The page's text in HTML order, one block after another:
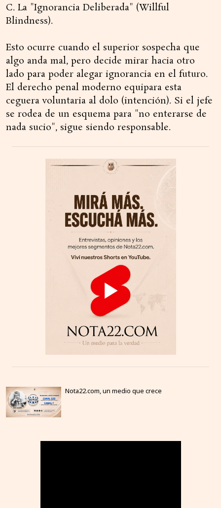
C. La "Ignorancia Deliberada" (Willful
Blindness).
Esto ocurre cuando el superior sospecha que
algo anda mal, pero decide mirar hacia otro
lado para poder alegar ignorancia en el futuro.
El derecho penal moderno equipara esta
ceguera voluntaria al dolo (intención). Si el jefe
se rodea de un esquema para "no enterarse de
nada sucio", sigue siendo responsable.
Nota22.com, un medio que crece